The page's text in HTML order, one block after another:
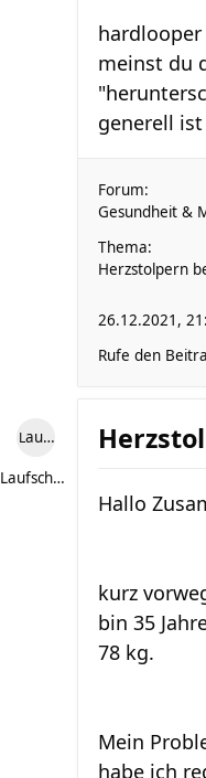
hardlooper
meinst du
generell
Forum:
Gesundheit &
Thema:
Herzstolpern
26.12.2021,
Rufe den
Laufschuh86
Laufschuh86
Hallo
kurz
bin 35
78 kg.
Mein
habe ich